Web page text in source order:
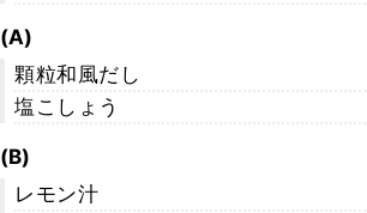
(A)
顆粒和風だし
塩こしょう
(B)
レモン汁